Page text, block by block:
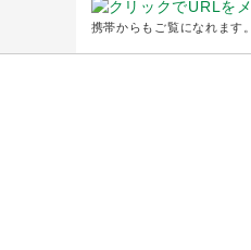
携帯からもご覧になれます。